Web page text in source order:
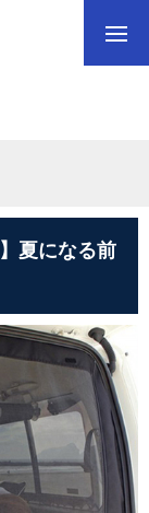
夏になる前